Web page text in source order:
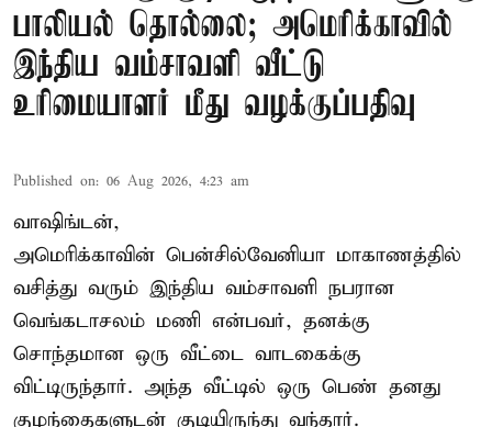
பாலியல் தொல்லை; அமெரிக்காவில்
இந்திய வம்சாவளி வீட்டு
உரிமையாளர் மீது வழக்குப்பதிவு
Published on: 06 Aug 2026, 4:23 am
வாஷிங்டன்,
அமெரிக்காவின் பென்சில்வேனியா மாகாணத்தில்
வசித்து வரும் இந்திய வம்சாவளி நபரான
வெங்கடாசலம் மணி என்பவர், தனக்கு
சொந்தமான ஒரு வீட்டை வாடகைக்கு
விட்டிருந்தார். அந்த வீட்டில் ஒரு பெண் தனது
குழந்தைகளுடன் குடியிருந்து வந்தார்.